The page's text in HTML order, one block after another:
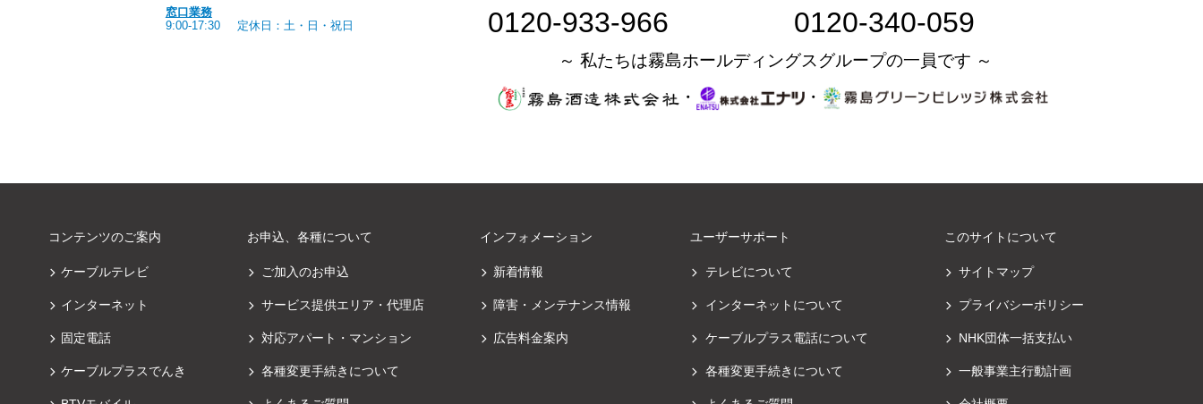
窓口業務
9:00-17:30
定休日：土・日・祝日 0120-933-966 0120-340-059
～ 私たちは霧島ホールディングスグループの一員です ～
・
・
コンテンツのご案内
ケーブルテレビ
インターネット
固定電話
ケーブルプラスでんき
お申込、各種について
ご加入のお申込
サービス提供エリア・代理店
対応アパート・マンション
各種変更手続きについて
インフォメーション
新着情報
障害・メンテナンス情報
広告料金案内
ユーザーサポート
テレビについて
インターネットについて
ケーブルプラス電話について
各種変更手続きについて
このサイトについて
サイトマップ
プライバシーポリシー
NHK団体一括支払い
一般事業主行動計画